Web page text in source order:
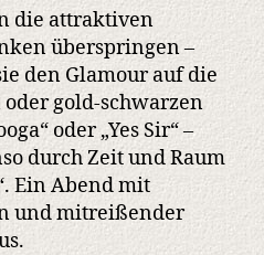
die attraktiven
überspringen –
den Glamour auf die
gold-schwarzen
oder „Yes Sir“ –
durch Zeit und Raum
Ein Abend mit
und mitreißender